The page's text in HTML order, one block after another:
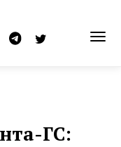
ГС: